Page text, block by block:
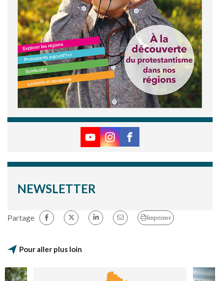
NEWSLETTER
Partage Imprimer
Pour aller plus loin